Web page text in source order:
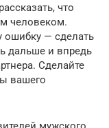
что
человеком.
ошибку — сделать
дальше и впредь
Сделайте
вашего